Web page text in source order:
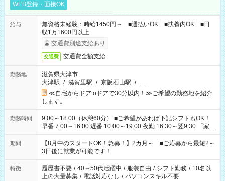
WEB登録・面接OK
給与
無資格未経験：時給1450円～ ■週払いOK ■扶養内OK ■日
収1万1600円以上
交通費別途支給あり
交通費 交通費全額支給
勤務地
滋賀県大津市
大津駅 / 滋賀里駅 / 京阪石山駅 / …
≪自宅からドアtoドアで30分以内！≫ご希望の勤務地を紹介
します。
勤務時間
9:00～18:00（休憩60分） ■ご希望があれば下記シフトもOK！
早番 7:00～16:00 遅番 10:00～19:00 夜勤 16:30～翌9:30 「家族
と休みを合わせたい」 「余裕を持って夕飯の準備がしたい」
「できれば残業はしたくない」 など、ご希望を教えてください
ね。 ※Wワーク希望の方へ 今ご覧のお仕事で希望する勤務時間
と、もう1つのお仕事の勤務時間。 合計で週40時間を超える場
合は応募できません。
期間
【8月中のスタートOK！急募！】2カ月～ ■ご応募から最短2～
3日後に就業が可能です！
特徴 履歴書不要 / 40～50代活躍中 / 服装自由 / シフト勤務 / 10名以
上の大量募集 / 電話対応なし / パソコンスキル不要